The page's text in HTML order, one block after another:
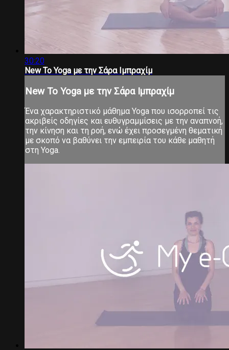
30:20
New To Yoga με την Σάρα Ιμπραχίμ
New To Yoga με την Σάρα Ιμπραχίμ
Ένα χαρακτηριστικό μάθημα Yoga που ισορροπεί τις
ακριβείς οδηγίες και ευθυγραμμίσεις με την αναπνοή,
την κίνηση και τη ροή, ενώ έχει προσεγμένη θεματική
με σκοπό να βαθύνει την εμπειρία του κάθε μαθητή
στη Yoga.